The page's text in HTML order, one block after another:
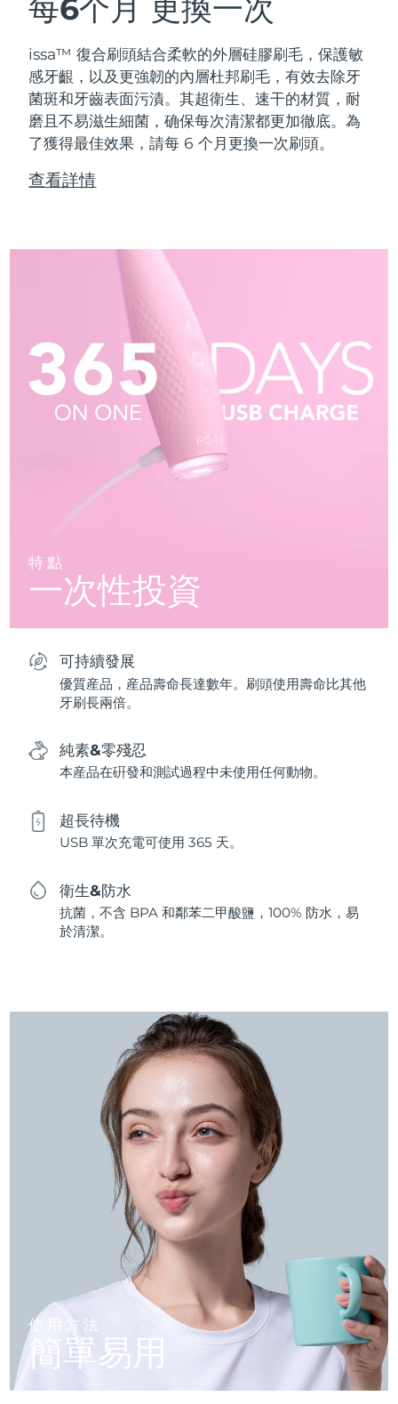
每6个月 更換一次
issa™ 復合刷頭結合柔軟的外層硅膠刷毛，保護敏
感牙齦，以及更強韌的內層杜邦刷毛，有效去除牙
菌斑和牙齒表面污漬。其超衛生、速干的材質，耐
磨且不易滋生細菌，确保每次清潔都更加徹底。為
了獲得最佳效果，請每 6 个月更換一次刷頭。
查看詳情
特點
一次性投資
可持續發展
優質産品，産品壽命長達數年。刷頭使用壽命比其他
牙刷長兩倍。
純素&零殘忍
本産品在硏發和測試過程中未使用任何動物。
超長待機
USB 單次充電可使用 365 天。
衛生&防水
抗菌，不含 BPA 和鄰苯二甲酸鹽，100% 防水，易
於清潔。
使用方法
簡單易用